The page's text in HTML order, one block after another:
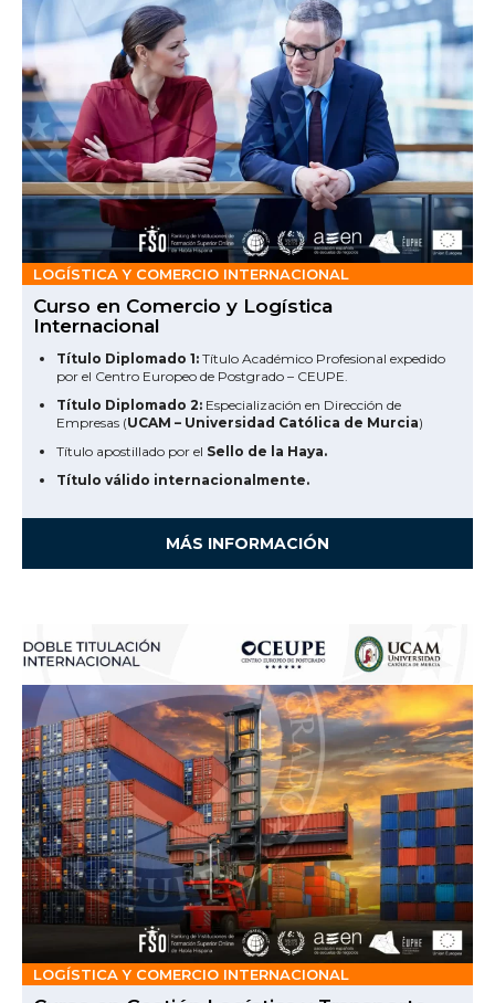
LOGÍSTICA Y COMERCIO INTERNACIONAL
Curso en Comercio y Logística
Internacional
Título Diplomado 1: Título Académico Profesional expedido
por el Centro Europeo de Postgrado – CEUPE.
Título Diplomado 2: Especialización en Dirección de
Empresas (UCAM – Universidad Católica de Murcia)
Título apostillado por el Sello de la Haya.
Título válido internacionalmente.
MÁS INFORMACIÓN
LOGÍSTICA Y COMERCIO INTERNACIONAL